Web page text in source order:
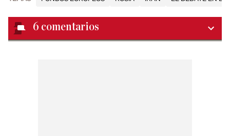
6 comentarios